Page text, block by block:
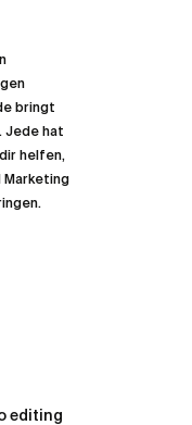
bringt
Jede hat
helfen,
Marketing
editing